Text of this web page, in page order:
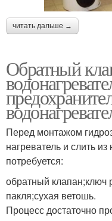
читать дальше →
Обратный
Перед монтажом
нагреватель и слить
потребуется:
обратный клапан;ключ
пакля;сухая ветошь.
Процесс достаточно